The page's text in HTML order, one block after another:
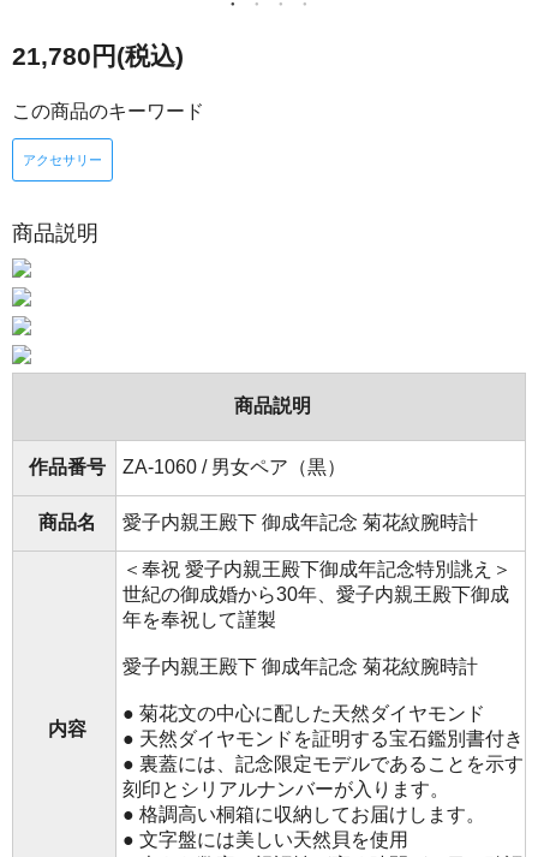
21,780円(税込)
この商品のキーワード
アクセサリー
商品説明
商品説明
作品番号 ZA-1060 / 男女ペア（黒）
商品名 愛子内親王殿下 御成年記念 菊花紋腕時計
内容
＜奉祝 愛子内親王殿下御成年記念特別誂え＞
世紀の御成婚から30年、愛子内親王殿下御成
年を奉祝して謹製
愛子内親王殿下 御成年記念 菊花紋腕時計
● 菊花文の中心に配した天然ダイヤモンド
● 天然ダイヤモンドを証明する宝石鑑別書付き
● 裏蓋には、記念限定モデルであることを示す
刻印とシリアルナンバーが入ります。
● 格調高い桐箱に収納してお届けします。
● 文字盤には美しい天然貝を使用